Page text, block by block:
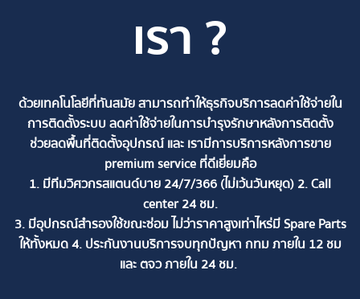
เรา ?
ด้วยเทคโนโลยีที่ทันสมัย สามารถทำให้ธุรกิจบริการลดค่าใช้จ่ายใน
การติดตั้งระบบลดค่าใช้จ่ายในการบำรุงรักษาหลังการติดตั้ง
ช่วยลดพื้นที่ติดตั้งอุปกรณ์และเรามีการบริการหลังการขาย
premium service ที่ดีเยี่ยมคือ
1. มีทีมวิศวกรสแตนด์บาย 24/7/366 (ไม่เว้นวันหยุด)2. Call
center 24 ชม.
3. มีอุปกรณ์สำรองใช้ขณะซ่อม ไม่ว่าราคาสูงเท่าไหร่มี Spare Parts
ให้ทั้งหมด4. ประกันงานบริการจบทุกปัญหา กทม ภายใน 12 ชม
และ ตจว ภายใน 24 ชม.